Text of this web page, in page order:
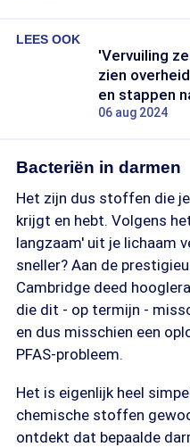
LEES OOK
'Vervuiling
zien
en stappen
06 aug 2024
Bacteriën in darmen
Het zijn dus stoffen die
krijgt en hebt. Volgens
langzaam' uit je lichaam
sneller? Aan de
Cambridge deed
die dit - op termijn -
en dus misschien een
PFAS-probleem.
Het is eigenlijk heel
chemische stoffen
ontdekt dat bepaalde